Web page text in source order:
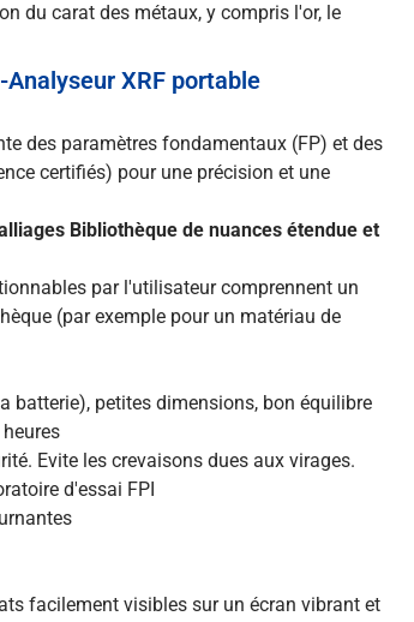
du carat des métaux, y compris l'or, le
XRF portable
des paramètres fondamentaux (FP) et des
certifiés) pour une précision et une
Bibliothèque de nuances étendue et
par l'utilisateur comprennent un
(par exemple pour un matériau de
batterie), petites dimensions, bon équilibre
Evite les crevaisons dues aux virages.
d'essai FPI
facilement visibles sur un écran vibrant et